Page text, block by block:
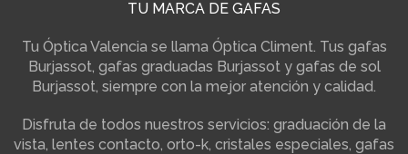
TU MARCA DE GAFAS
Tu Óptica Valencia se llama Óptica Climent. Tus gafas
Burjassot, gafas graduadas Burjassot y gafas de sol
Burjassot, siempre con la mejor atención y calidad.
Disfruta de todos nuestros servicios: graduación de la
vista, lentes contacto, orto-k, cristales especiales, gafas